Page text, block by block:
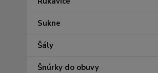
Sukne
Šály
Šnúrky do obuvy